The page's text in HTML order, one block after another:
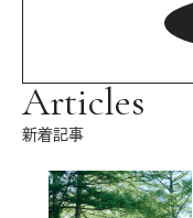
Articles
新着記事